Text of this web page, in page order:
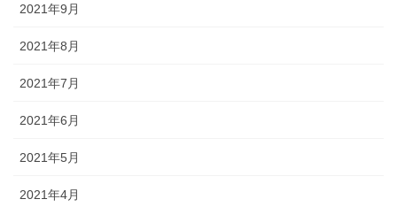
2021年9月
2021年8月
2021年7月
2021年6月
2021年5月
2021年4月